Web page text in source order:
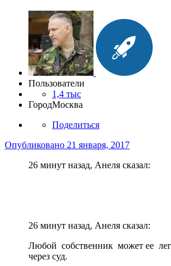
Пользователи
1,4 тыс
ГородМосква
Поделиться
Опубликовано 21 января, 2017
26 минут назад, Анеля сказал:
26 минут назад, Анеля сказал:
Любой собственник может ее
через суд.